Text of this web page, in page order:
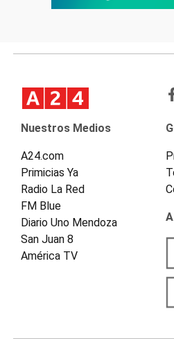
Nuestros Medios
A24.com
Primicias Ya
Radio La Red
FM Blue
Diario Uno Mendoza
San Juan 8
América TV